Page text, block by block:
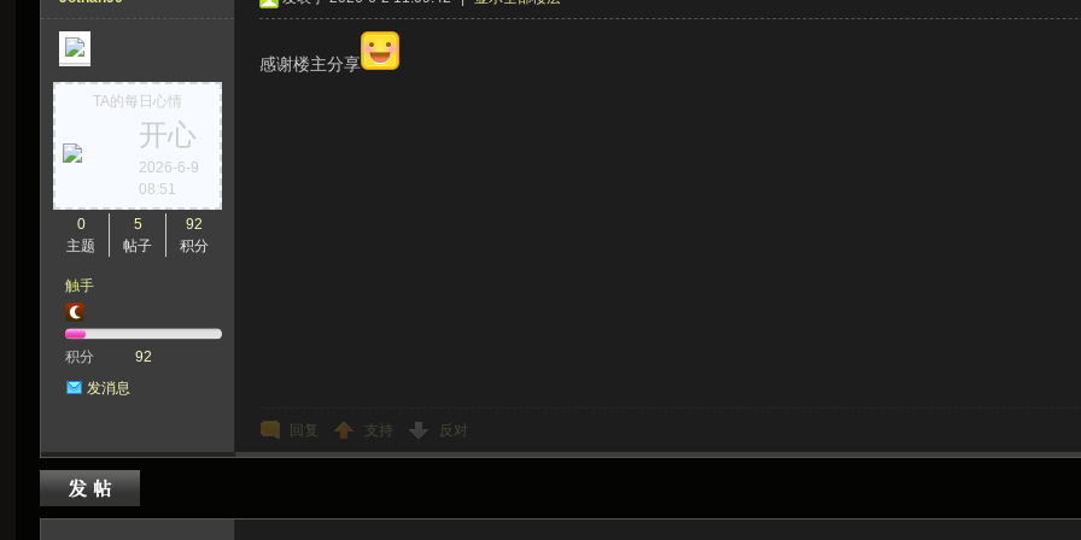
TA的每日心情
开心
2026-6-9
08:51
0
主题
5
帖子
92
积分
触手
积分
92
发消息
感谢楼主分享
回复 支持 反对